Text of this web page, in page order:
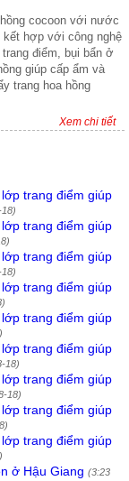
cocoon với nước
hợp với công nghệ
điểm, bụi bẩn ở
giúp cấp ẩm và
trang hoa hồng
Xem chi tiết
trang điểm giúp
trang điểm giúp
trang điểm giúp
trang điểm giúp
trang điểm giúp
trang điểm giúp
18)
trang điểm giúp
18)
trang điểm giúp
trang điểm giúp
ở Hậu Giang (3:23